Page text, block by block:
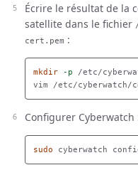
Écrire le résultat de la
satellite dans le fichier
cert.pem :
mkdir -p /etc/
Configurer Cyberwatch
sudo cyberwatch